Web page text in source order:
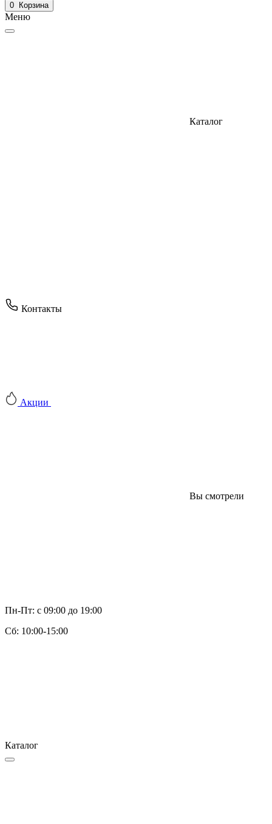
0 Корзина
Меню
Каталог
Контакты
Акции
Вы смотрели
Пн-Пт: с 09:00 до 19:00
Cб: 10:00-15:00
Каталог